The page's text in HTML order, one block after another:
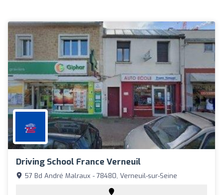
Driving School France Verneuil
57 Bd André Malraux - 78480, Verneuil-sur-Seine